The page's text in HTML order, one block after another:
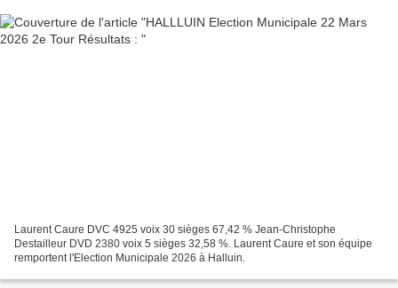
Laurent Caure DVC 4925 voix 30 sièges 67,42 % Jean-Christophe
Destailleur DVD 2380 voix 5 sièges 32,58 %. Laurent Caure et son équipe
remportent l'Election Municipale 2026 à Halluin.